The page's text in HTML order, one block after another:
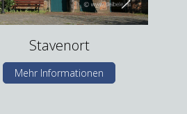
Stavenort
Mehr Informationen